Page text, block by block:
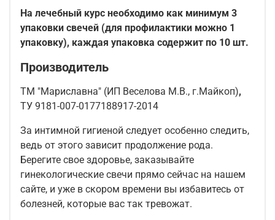
На лечебный курс необходимо как минимум 3
упаковки свечей (для профилактики можно 1
упаковку), каждая упаковка содержит по 10 шт.
Производитель
ТМ "Мариславна" (ИП Веселова М.В., г.Майкоп),
ТУ 9181-007-0177188917-2014
За интимной гигиеной следует особенно следить,
ведь от этого зависит продолжение рода.
Берегите свое здоровье, заказывайте
гинекологические свечи прямо сейчас на нашем
сайте, и уже в скором времени вы избавитесь от
болезней, которые вас так тревожат.